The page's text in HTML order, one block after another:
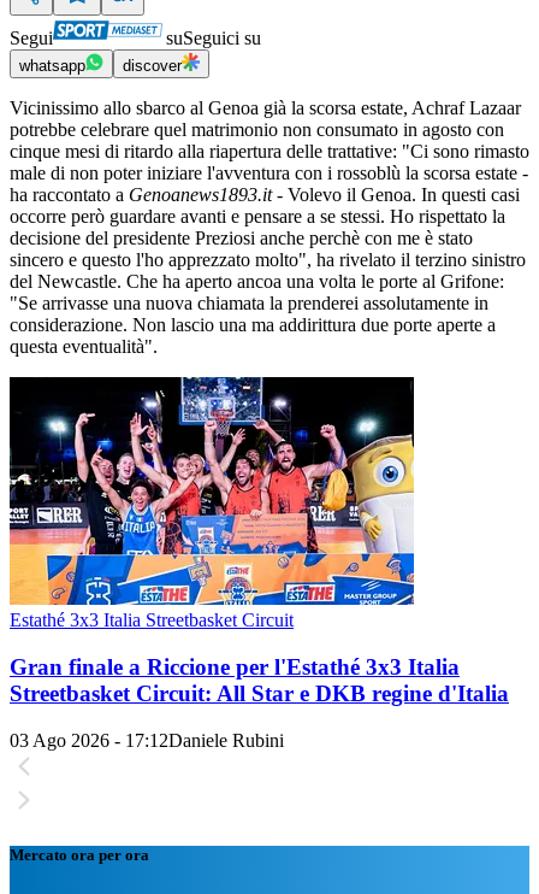
Segui suSeguici su
whatsapp discover
Vicinissimo allo sbarco al Genoa già la scorsa estate, Achraf Lazaar
potrebbe celebrare quel matrimonio non consumato in agosto con
cinque mesi di ritardo alla riapertura delle trattative: "Ci sono rimasto
male di non poter iniziare l'avventura con i rossoblù la scorsa estate -
ha raccontato a Genoanews1893.it- Volevo il Genoa. In questi casi
occorre però guardare avanti e pensare a se stessi. Ho rispettato la
decisione del presidente Preziosi anche perchè con me è stato
sincero e questo l'ho apprezzato molto", ha rivelato il terzino sinistro
del Newcastle. Che ha aperto ancoa una volta le porte al Grifone:
"Se arrivasse una nuova chiamata la prenderei assolutamente in
considerazione. Non lascio una ma addirittura due porte aperte a
questa eventualità".
Estathé 3x3 Italia Streetbasket Circuit
Gran finale a Riccione per l'Estathé 3x3 Italia
Streetbasket Circuit: All Star e DKB regine d'Italia
03 Ago 2026 - 17:12Daniele Rubini
Mercato ora per ora